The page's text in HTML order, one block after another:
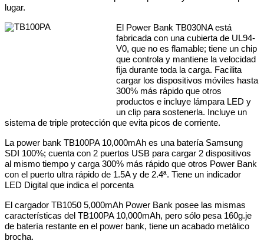
lugar.
El Power Bank TB030NA está
fabricada con una cubierta de UL94-
V0, que no es flamable; tiene un chip
que controla y mantiene la velocidad
fija durante toda la carga. Facilita
cargar los dispositivos móviles hasta
300% más rápido que otros
productos e incluye lámpara LED y
un clip para sostenerla. Incluye un
sistema de triple protección que evita picos de corriente.
La power bank TB100PA 10,000mAh es una batería Samsung
SDI 100%; cuenta con 2 puertos USB para cargar 2 dispositivos
al mismo tiempo y carga 300% más rápido que otros Power Bank
con el puerto ultra rápido de 1.5A y de 2.4ª. Tiene un indicador
LED Digital que indica el porcenta
El cargador TB1050 5,000mAh Power Bank posee las mismas
características del TB100PA 10,000mAh, pero sólo pesa 160g.je
de batería restante en el power bank, tiene un acabado metálico
brocha.